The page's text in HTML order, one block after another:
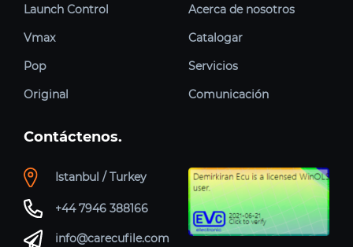
Launch Control
Vmax
Pop
Original
Acerca de nosotros
Catalogar
Servicios
Comunicación
Contáctenos.
Istanbul / Turkey
+44 7946 388166
info@carecufile.com